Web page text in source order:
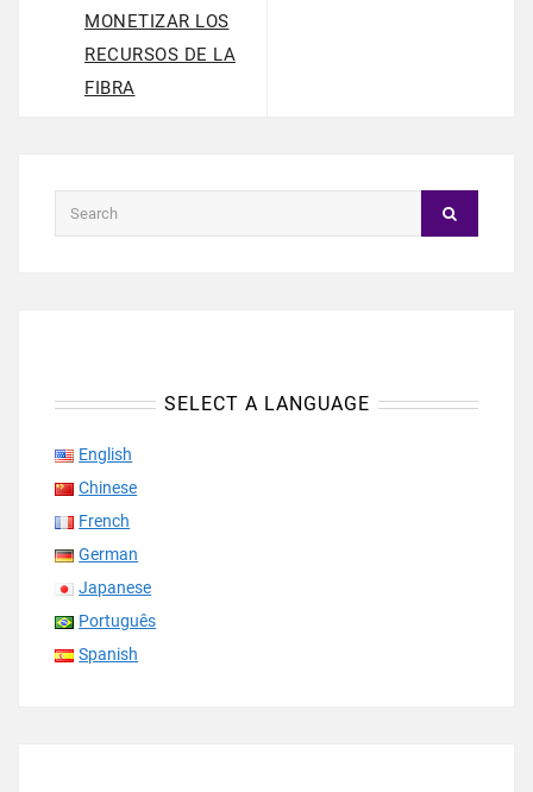
MONETIZAR LOS
RECURSOS DE LA
FIBRA
SELECT A LANGUAGE
English
Chinese
French
German
Japanese
Português
Spanish